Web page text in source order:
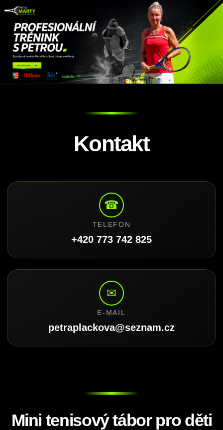
Kontakt
☎
TELEFON
+420 773 742 825
✉
E-MAIL
petraplackova@seznam.cz
Mini tenisový tábor pro děti